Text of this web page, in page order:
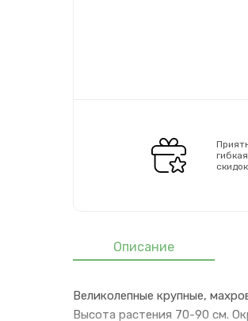
скидок
Описание
Великолепные крупные,
Высота растения 70-90 см.